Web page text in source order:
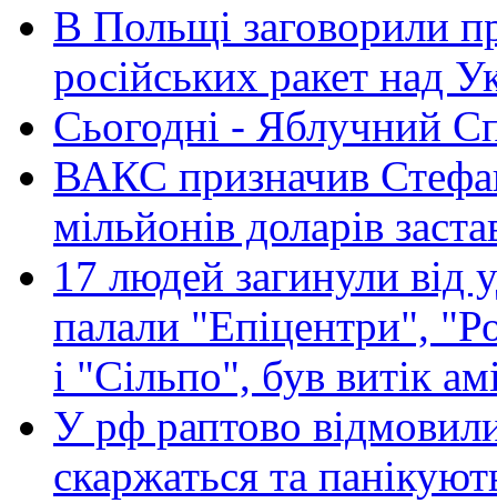
В Польщі заговорили
російських ракет над
Сьогодні - Яблучний
ВАКС призначив
мільйонів доларів
17 людей загинули від
палали "Епіцентри",
і "Сільпо", був витік
У рф раптово
скаржаться та